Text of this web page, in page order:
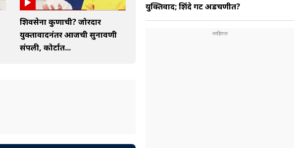
शिवसेना कुणाची? जोरदार
युक्तावादनंतर आजची सुनावणी
संपली, कोर्टात...
युक्तिवाद; शिंदे गट अडचणीत?